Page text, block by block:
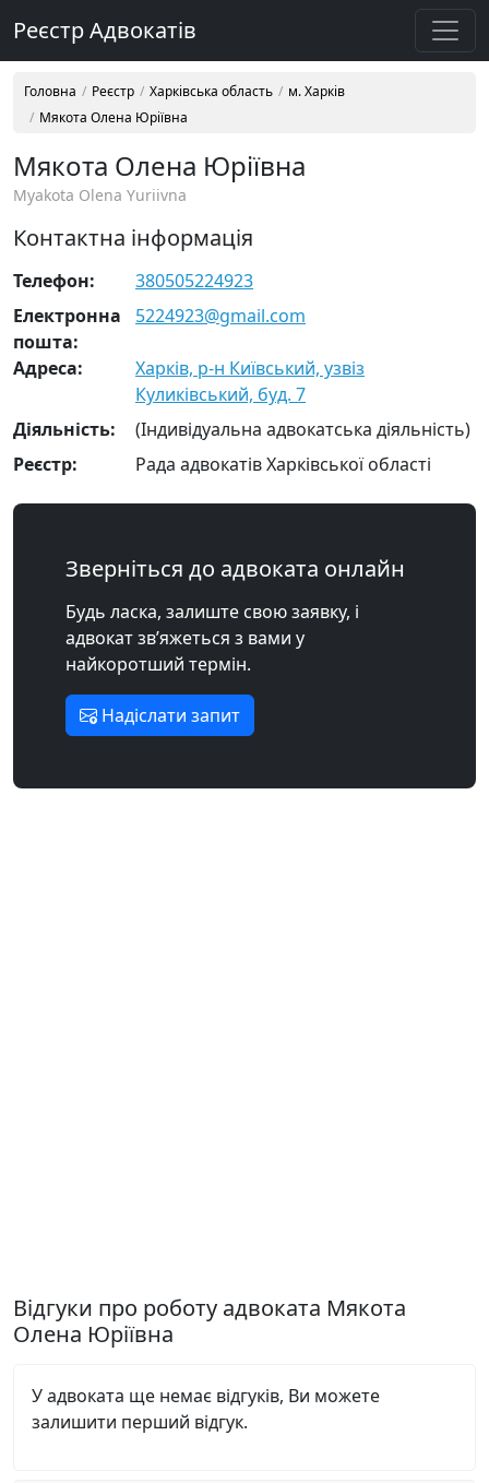
Реєстр Адвокатів
Головна Реєстр Харківська область
м. Харків
Мякота Олена Юріївна
Мякота Олена Юріївна
Myakota Olena Yuriivna
Контактна інформація
Телефон:
380505224923
Електронна
пошта:
5224923@gmail.com
Адреса:
Харків, р-н Київський, узвіз
Куликівський, буд. 7
Діяльність:
(Індивідуальна адвокатська діяльність)
Реєстр:
Рада адвокатів Харківської області
Зверніться до адвоката онлайн
Будь ласка, залиште свою заявку, і
адвокат зв’яжеться з вами у
найкоротший термін.
Надіслати запит
Відгуки про роботу адвоката Мякота
Олена Юріївна
У адвоката ще немає відгуків, Ви можете
залишити перший відгук.